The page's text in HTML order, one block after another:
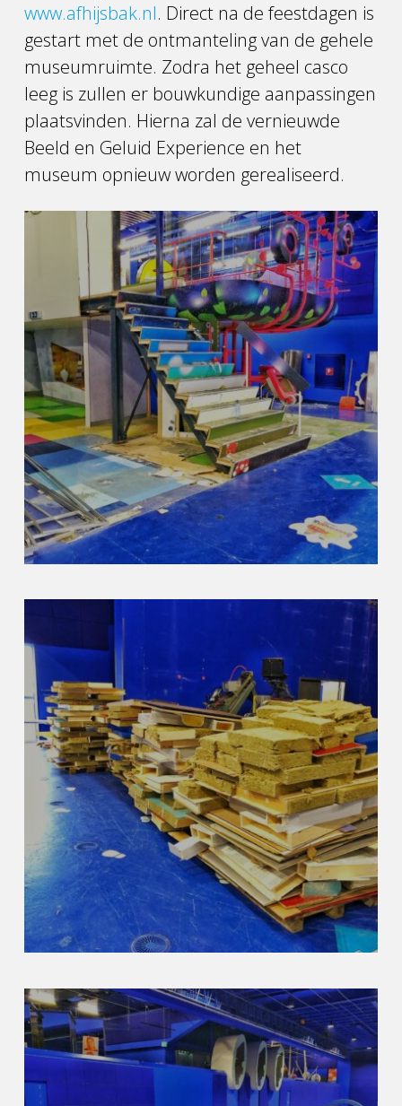
www.afhijsbak.nl. Direct na de feestdagen is
gestart met de ontmanteling van de gehele
museumruimte. Zodra het geheel casco
leeg is zullen er bouwkundige aanpassingen
plaatsvinden. Hierna zal de vernieuwde
Beeld en Geluid Experience en het
museum opnieuw worden gerealiseerd.